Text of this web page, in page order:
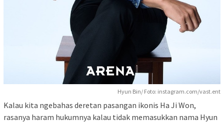
Hyun Bin/ Foto: instagram.com/vast.ent
Kalau kita ngebahas deretan pasangan ikonis Ha Ji Won,
rasanya haram hukumnya kalau tidak memasukkan nama Hyun